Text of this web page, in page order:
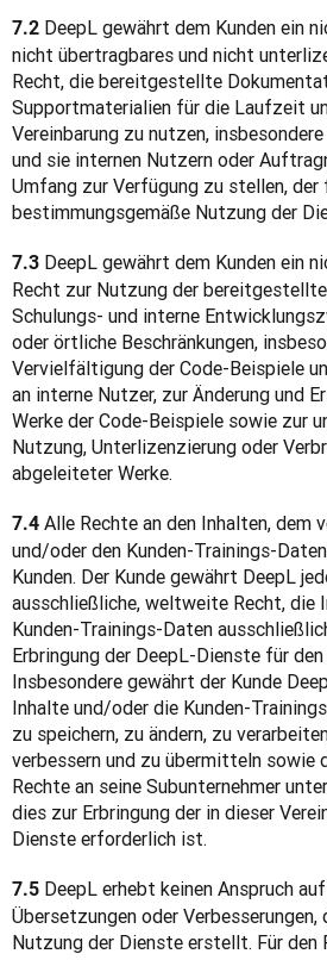
7.2 DeepL gewährt dem Kunden ein
nicht übertragbares und nicht
Recht, die bereitgestellte
Supportmaterialien für die Laufzeit
Vereinbarung zu nutzen,
und sie internen Nutzern oder
Umfang zur Verfügung zu stellen, der
bestimmungsgemäße Nutzung der
7.3 DeepL gewährt dem Kunden ein
Recht zur Nutzung der
Schulungs- und interne
oder örtliche Beschränkungen,
Vervielfältigung der Code-Beispiele
an interne Nutzer, zur Änderung und
Werke der Code-Beispiele sowie zur
Nutzung, Unterlizenzierung oder
abgeleiteter Werke.
7.4 Alle Rechte an den Inhalten, dem
und/oder den Kunden-Trainings-
Kunden. Der Kunde gewährt DeepL
ausschließliche, weltweite Recht, die
Kunden-Trainings-Daten
Erbringung der DeepL-Dienste für
Insbesondere gewährt der Kunde
Inhalte und/oder die Kunden-
zu speichern, zu ändern, zu
verbessern und zu übermitteln sowie
Rechte an seine Subunternehmer
dies zur Erbringung der in dieser
Dienste erforderlich ist.
7.5 DeepL erhebt keinen Anspruch
Übersetzungen oder Verbesserungen,
Nutzung der Dienste erstellt. Für den